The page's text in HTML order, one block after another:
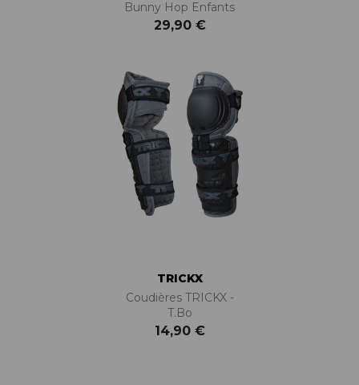
Bunny Hop Enfants
29,90 €
TRICKX
Coudières TRICKX -
T.Bo
14,90 €